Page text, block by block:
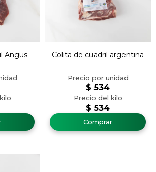
Angus Colita de cuadril argentina
$ 534
$ 534